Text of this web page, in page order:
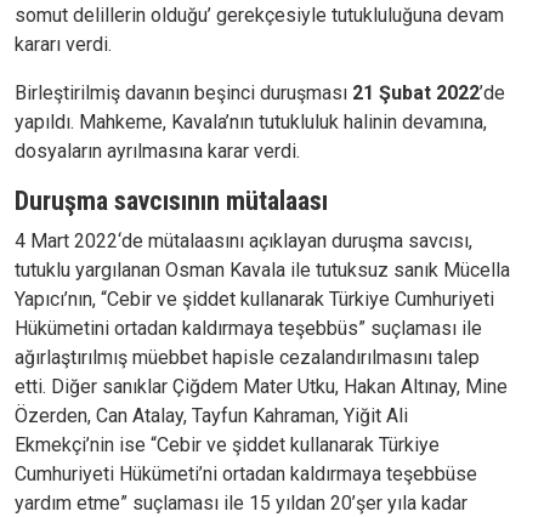
somut delillerin olduğu’ gerekçesiyle tutukluluğuna devam
kararı verdi.
Birleştirilmiş davanın beşinci duruşması 21 Şubat 2022’de
yapıldı. Mahkeme, Kavala’nın tutukluluk halinin devamına,
dosyaların ayrılmasına karar verdi.
Duruşma savcısının mütalaası
4 Mart 2022‘de mütalaasını açıklayan duruşma savcısı,
tutuklu yargılanan Osman Kavala ile tutuksuz sanık Mücella
Yapıcı’nın, “Cebir ve şiddet kullanarak Türkiye Cumhuriyeti
Hükümetini ortadan kaldırmaya teşebbüs” suçlaması ile
ağırlaştırılmış müebbet hapisle cezalandırılmasını talep
etti. Diğer sanıklar Çiğdem Mater Utku, Hakan Altınay, Mine
Özerden, Can Atalay, Tayfun Kahraman, Yiğit Ali
Ekmekçi’nin ise “Cebir ve şiddet kullanarak Türkiye
Cumhuriyeti Hükümeti’ni ortadan kaldırmaya teşebbüse
yardım etme” suçlaması ile 15 yıldan 20’şer yıla kadar